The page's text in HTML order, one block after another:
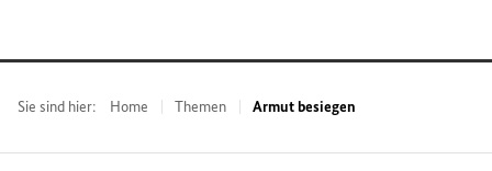
Sie sind hier: Home Themen Armut besiegen